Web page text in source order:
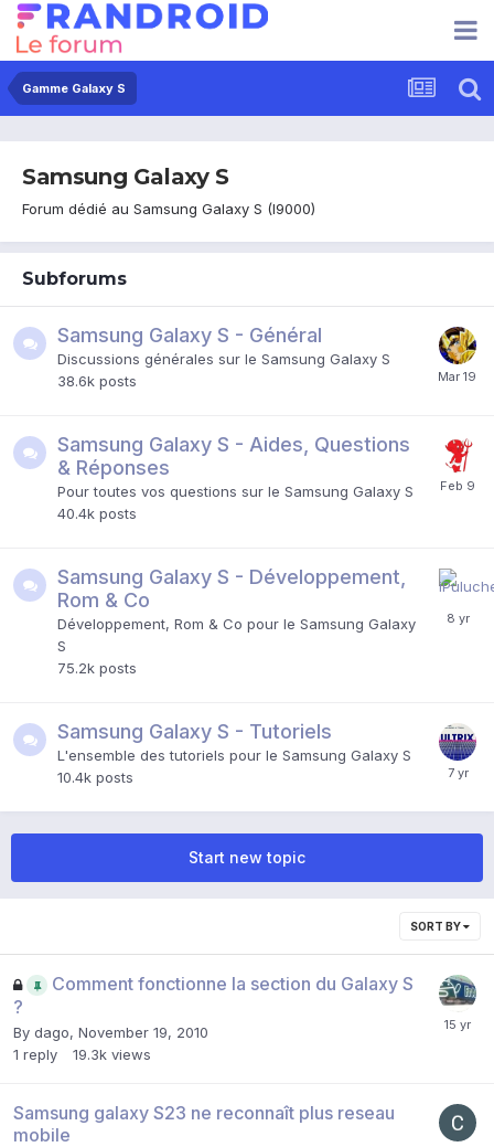
Gamme Galaxy S
Samsung Galaxy S
Forum dédié au Samsung Galaxy S (I9000)
Subforums
Samsung Galaxy S - Général
Discussions générales sur le Samsung Galaxy S
38.6k posts
Samsung Galaxy S - Aides, Questions
& Réponses
Pour toutes vos questions sur le Samsung Galaxy S
40.4k posts
Samsung Galaxy S - Développement,
Rom & Co
Développement, Rom & Co pour le Samsung Galaxy
S
75.2k posts
Samsung Galaxy S - Tutoriels
L'ensemble des tutoriels pour le Samsung Galaxy S
10.4k posts
Start new topic
SORT BY
Comment fonctionne la section du Galaxy S
?
By dago, November 19, 2010
1 reply 19.3k views
Samsung galaxy S23 ne reconnaît plus reseau
mobile